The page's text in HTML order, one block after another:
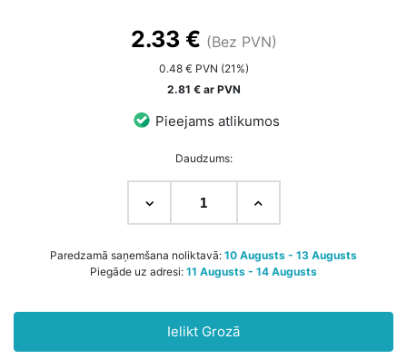
2.33 € (Bez PVN)
0.48 € PVN (21%)
2.81 € ar PVN
Pieejams atlikumos
Daudzums:
Paredzamā saņemšana noliktavā: 10 Augusts - 13 Augusts
Piegāde uz adresi: 11 Augusts - 14 Augusts
Ielikt Grozā